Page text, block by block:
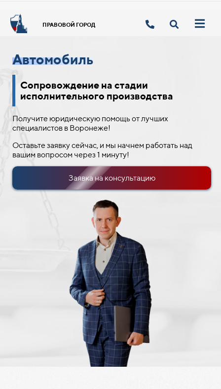
ПРАВОВОЙ ГОРОД
Автомобиль
Сопровождение на стадии
исполнительного производства
Получите юридическую помощь от лучших
специалистов в Воронеже!
Оставьте заявку сейчас, и мы начнем работать над
вашим вопросом через 1 минуту!
Заявка на консультацию